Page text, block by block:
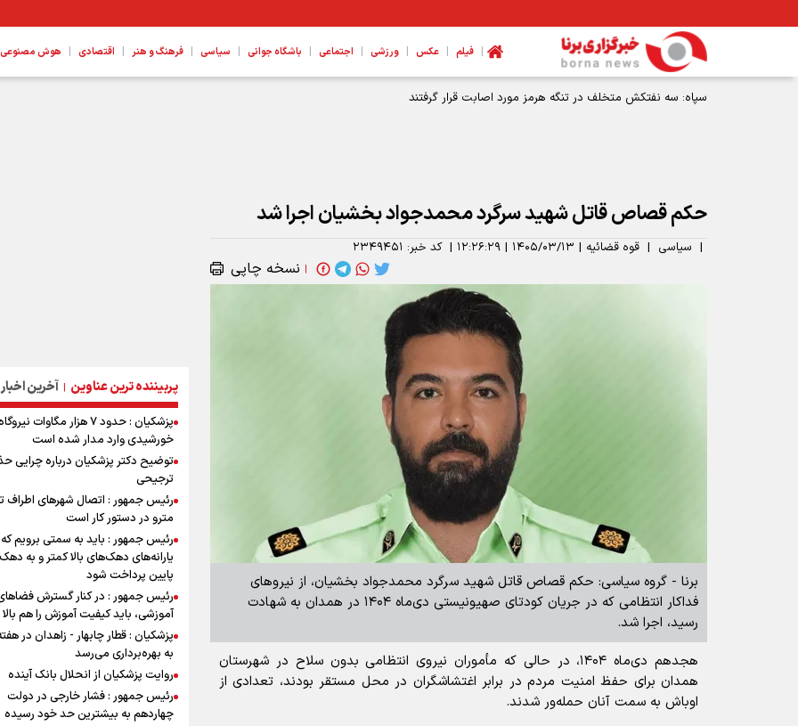
| فیلم | عکس | ورزشی | اجتماعی | باشگاه جوانی | سیاسی | فرهنگ و هنر | اقتصادی | هوش مصنوعی،
سپاه: سه نفتکش متخلف در تنگه هرمز مورد اصابت قرار گرفتند
حکم قصاص قاتل شهید سرگرد محمدجواد بخشیان اجرا شد
| سیاسی | قوه قضائیه | ۱۴۰۵/۰۳/۱۳ | ۱۲:۲۶:۲۹ | کد خبر: ۲۳۴۹۴۵۱
| نسخه چاپی
برنا - گروه سیاسی: حکم قصاص قاتل شهید سرگرد محمدجواد بخشیان، از نیرو‌های
فداکار انتظامی که در جریان کودتای صهیونیستی دی‌ماه ۱۴۰۴ در همدان به شهادت
رسید، اجرا شد.
هجدهم دی‌ماه ۱۴۰۴، در حالی که مأموران نیروی انتظامی بدون سلاح در شهرستان
همدان برای حفظ امنیت مردم در برابر اغتشاشگران در محل مستقر بودند، تعدادی از
اوباش به سمت آنان حمله‌ور شدند.
پربیننده ترین عناوین | آخرین اخبار
پزشکیان : حدود ۷ هزار مگاوات
خورشیدی وارد مدار شده است
توضیح دکتر پزشکیان درباره چرایی
ترجیحی
رئیس جمهور : اتصال شهرهای اطراف
مترو در دستور کار است
رئیس جمهور : باید به سمتی برویم که
یارانه‌های دهک‌های بالا کمتر و به
پایین پرداخت شود
رئیس جمهور : در کنار گسترش
آموزشی، باید کیفیت آموزش را هم بالا
پزشکیان : قطار چابهار - زاهدان در
به بهره‌برداری می‌رسد
روایت پزشکیان از انحلال بانک آینده
رئیس جمهور : فشار خارجی در دولت
چهاردهم به بیشترین حد خود رسیده